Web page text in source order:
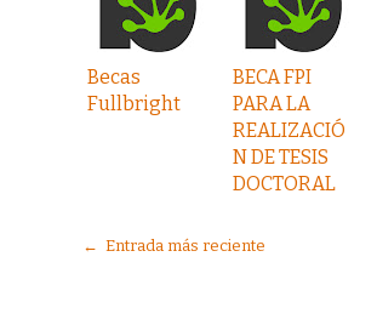
Becas
Fullbright
BECA FPI
PARA LA
REALIZACIÓ
N DE TESIS
DOCTORAL
← Entrada más reciente